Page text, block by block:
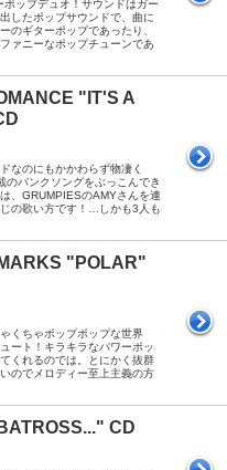
ップデュオ！サウンドはガー
したポップサウンドで、曲に
のギターポップであったり、
ァニーなポップチューンであ
"IT'S A
なのにもかかわらず物凄く
のパンクソングをぶっこんでき
、GRUMPIESのAMYさんを連
の歌い方です！…しかも3人も
"POLAR"
くちゃポップポップな世界
ート！キラキラなパワーポッ
くれるのでは。とにかく抜群
のでメロディー至上主義の方
CD